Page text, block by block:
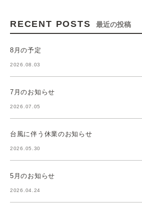
RECENT POSTS 最近の投稿
8月の予定
2026.08.03
7月のお知らせ
2026.07.05
台風に伴う休業のお知らせ
2026.05.30
5月のお知らせ
2026.04.24